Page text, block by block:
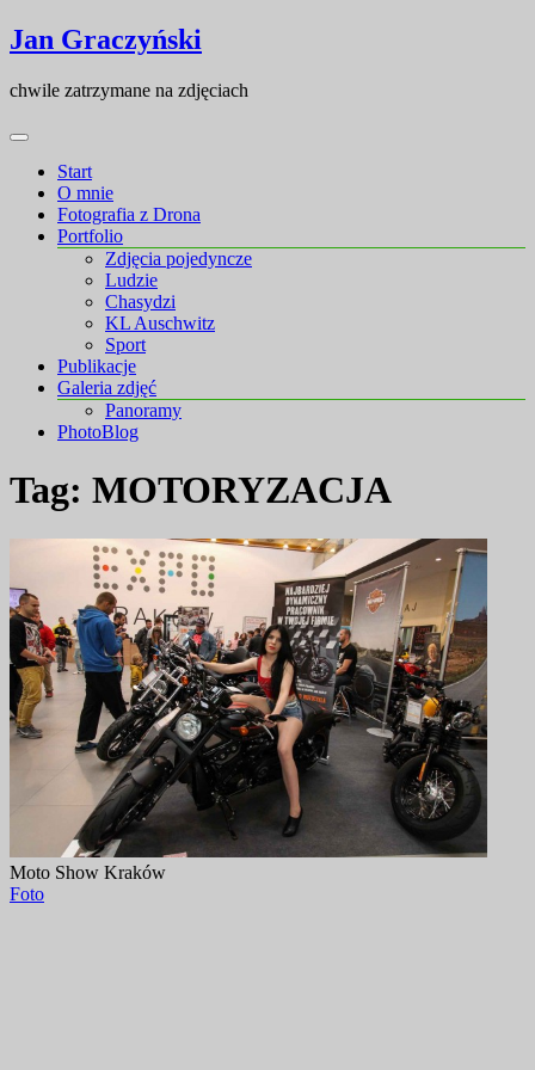
Skip
to
Skip
to
Jan Graczyński
chwile zatrzymane na zdjęciach
Start
O mnie
Fotografia z Drona
Portfolio
Zdjęcia pojedyncze
Ludzie
Chasydzi
KL Auschwitz
Sport
Publikacje
Galeria zdjęć
Panoramy
PhotoBlog
Tag: MOTORYZACJA
Moto Show Kraków
Foto